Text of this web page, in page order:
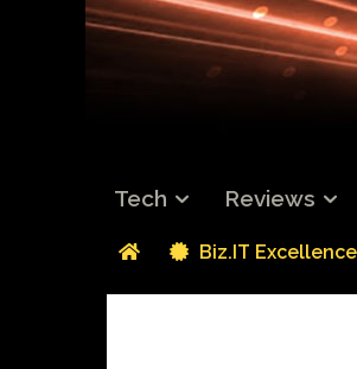
Tech Reviews
Biz.IT Excellence